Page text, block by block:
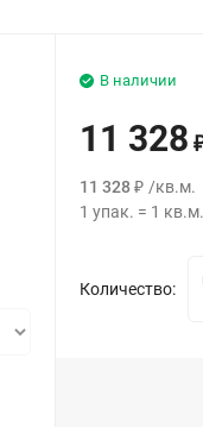
В наличии
11 328
11 328 ₽ /кв.м.
1 упак. = 1 кв.м.
Количество: